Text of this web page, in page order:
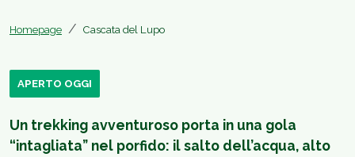
Homepage Cascata del Lupo
APERTO OGGI
Un trekking avventuroso porta in una gola
“intagliata” nel porfido: il salto dell’acqua, alto